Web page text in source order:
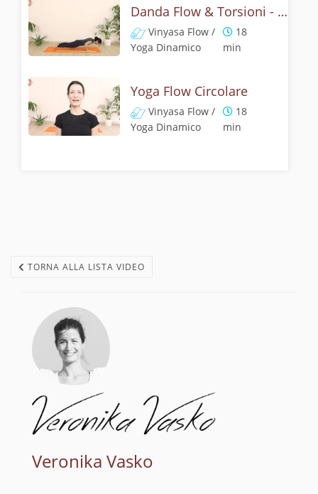
Danda Flow & Torsioni - Yoga Challenge 27
Vinyasa Flow /
Yoga Dinamico
18
min
Yoga Flow Circolare
Vinyasa Flow /
Yoga Dinamico
18
min
TORNA ALLA LISTA VIDEO
Veronika Vasko